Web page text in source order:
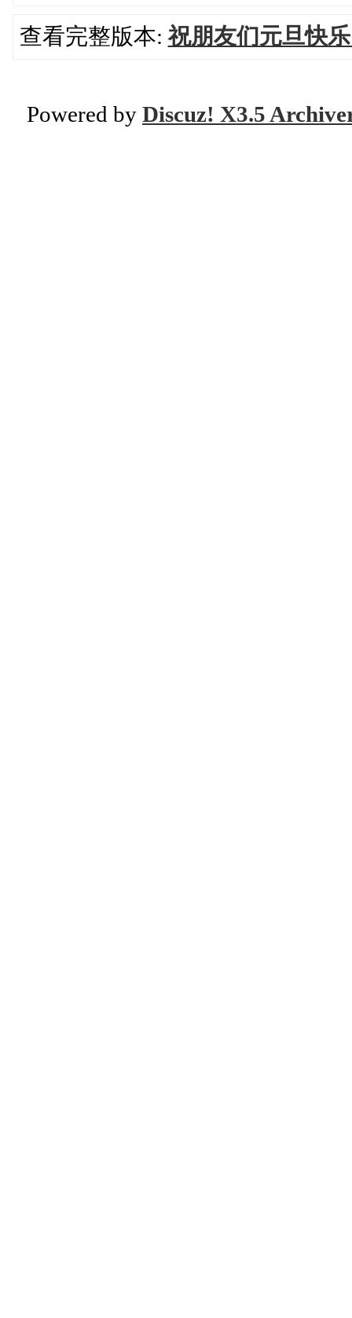
查看完整版本:祝朋友们元旦快
Powered by Discuz! X3.5